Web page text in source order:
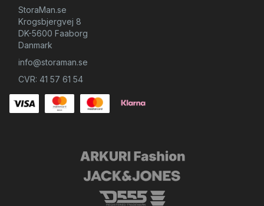
StoraMan.se
Krogsbjergvej 8
DK-5600 Faaborg
Danmark
info@storaman.se
CVR: 41 57 61 54